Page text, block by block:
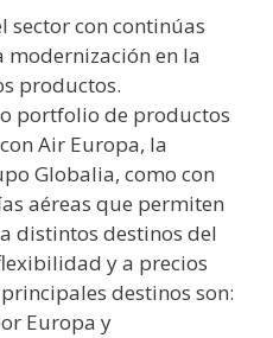
sector con continúas
en la
productos.
portfolio de productos
Air Europa, la
Globalia, como con
aéreas que permiten
distintos destinos del
y a precios
destinos son:
Europa y